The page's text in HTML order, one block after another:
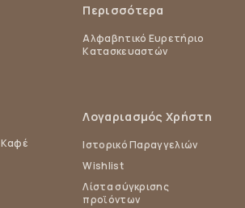
Καφέ
Περισσότερα
Αλφαβητικό Ευρετήριο
Κατασκευαστών
Λογαριασμός Χρήστη
Ιστορικό Παραγγελιών
Wishlist
Λίστα σύγκρισης
προϊόντων